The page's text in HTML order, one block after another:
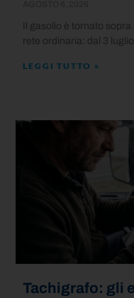
Il gasolio è tornato
rete ordinaria: dal 3 luglio
LEGGI TUTTO »
Tachigrafo: gli